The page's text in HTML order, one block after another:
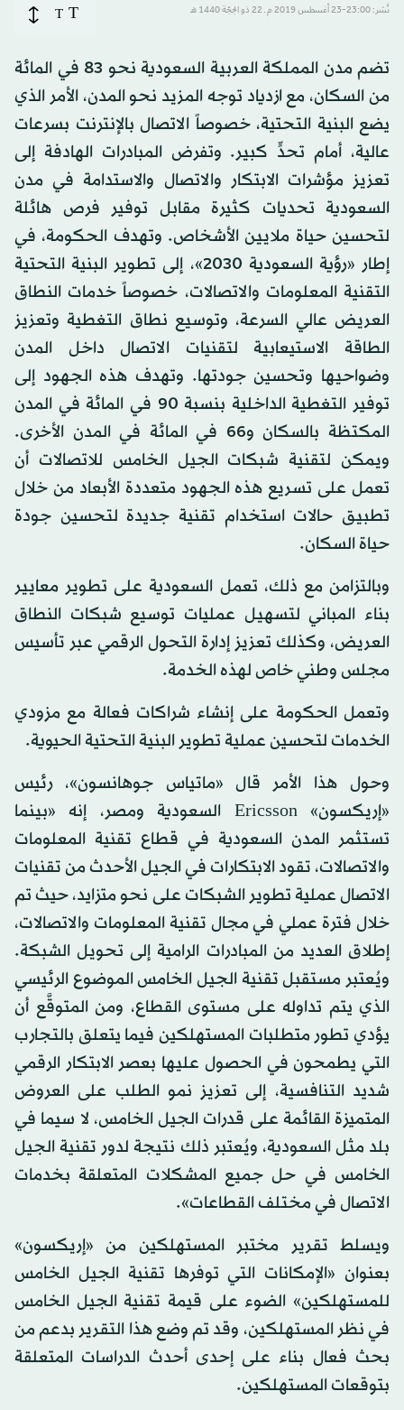
نُشر: 23:00-23 أغسطس 2019 م ـ 22 ذو الحِجّة 1440 هـ T
T
تضم مدن المملكة العربية السعودية نحو 83 في المائة
من السكان، مع ازدياد توجه المزيد نحو المدن، الأمر الذي
يضع البنية التحتية، خصوصاً الاتصال بالإنترنت بسرعات
عالية، أمام تحدٍّ كبير. وتفرض المبادرات الهادفة إلى
تعزيز مؤشرات الابتكار والاتصال والاستدامة في مدن
السعودية تحديات كثيرة مقابل توفير فرص هائلة
لتحسين حياة ملايين الأشخاص. وتهدف الحكومة، في
إطار «رؤية السعودية 2030»، إلى تطوير البنية التحتية
التقنية المعلومات والاتصالات، خصوصاً خدمات النطاق
العريض عالي السرعة، وتوسيع نطاق التغطية وتعزيز
الطاقة الاستيعابية لتقنيات الاتصال داخل المدن
وضواحيها وتحسين جودتها. وتهدف هذه الجهود إلى
توفير التغطية الداخلية بنسبة 90 في المائة في المدن
المكتظة بالسكان و66 في المائة في المدن الأخرى.
ويمكن لتقنية شبكات الجيل الخامس للاتصالات أن
تعمل على تسريع هذه الجهود متعددة الأبعاد من خلال
تطبيق حالات استخدام تقنية جديدة لتحسين جودة
حياة السكان.
وبالتزامن مع ذلك، تعمل السعودية على تطوير معايير
بناء المباني لتسهيل عمليات توسيع شبكات النطاق
العريض، وكذلك تعزيز إدارة التحول الرقمي عبر تأسيس
مجلس وطني خاص لهذه الخدمة.
وتعمل الحكومة على إنشاء شراكات فعالة مع مزودي
الخدمات لتحسين عملية تطوير البنية التحتية الحيوية.
وحول هذا الأمر قال «ماتياس جوهانسون»، رئيس
«إريكسون» Ericsson السعودية ومصر، إنه «بينما
تستثمر المدن السعودية في قطاع تقنية المعلومات
والاتصالات، تقود الابتكارات في الجيل الأحدث من تقنيات
الاتصال عملية تطوير الشبكات على نحو متزايد، حيث تم
خلال فترة عملي في مجال تقنية المعلومات والاتصالات،
إطلاق العديد من المبادرات الرامية إلى تحويل الشبكة.
ويُعتبر مستقبل تقنية الجيل الخامس الموضوع الرئيسي
الذي يتم تداوله على مستوى القطاع، ومن المتوقَّع أن
يؤدي تطور متطلبات المستهلكين فيما يتعلق بالتجارب
التي يطمحون في الحصول عليها بعصر الابتكار الرقمي
شديد التنافسية، إلى تعزيز نمو الطلب على العروض
المتميزة القائمة على قدرات الجيل الخامس، لا سيما في
بلد مثل السعودية، ويُعتبر ذلك نتيجة لدور تقنية الجيل
الخامس في حل جميع المشكلات المتعلقة بخدمات
الاتصال في مختلف القطاعات».
ويسلط تقرير مختبر المستهلكين من «إريكسون»
بعنوان «الإمكانات التي توفرها تقنية الجيل الخامس
للمستهلكين» الضوء على قيمة تقنية الجيل الخامس
في نظر المستهلكين، وقد تم وضع هذا التقرير بدعم من
بحث فعال بناء على إحدى أحدث الدراسات المتعلقة
بتوقعات المستهلكين.